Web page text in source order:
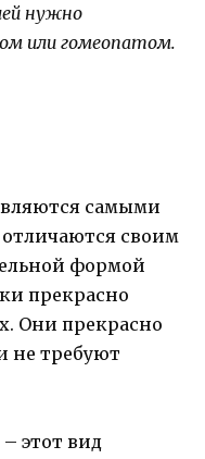
нужно
или гомеопатом.
самыми
своим
формой
прекрасно
Они прекрасно
не требуют
– этот вид